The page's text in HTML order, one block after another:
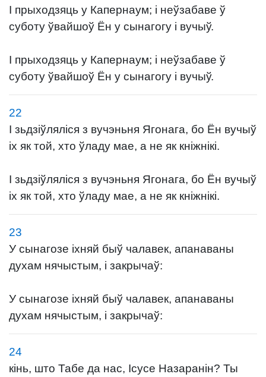
І прыходзяць у Капернаум; і неўзабаве ў
суботу ўвайшоў Ён у сынагогу і вучыў.
І прыходзяць у Капернаум; і неўзабаве ў
суботу ўвайшоў Ён у сынагогу і вучыў.
22
І зьдзіўляліся з вучэньня Ягонага, бо Ён вучыў
іх як той, хто ўладу мае, а не як кніжнікі.
І зьдзіўляліся з вучэньня Ягонага, бо Ён вучыў
іх як той, хто ўладу мае, а не як кніжнікі.
23
У сынагозе іхняй быў чалавек, апанаваны
духам нячыстым, і закрычаў:
У сынагозе іхняй быў чалавек, апанаваны
духам нячыстым, і закрычаў:
24
кінь, што Табе да нас, Ісусе Назаранін? Ты